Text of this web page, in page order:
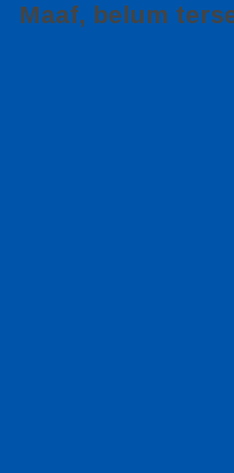
Maaf, belum